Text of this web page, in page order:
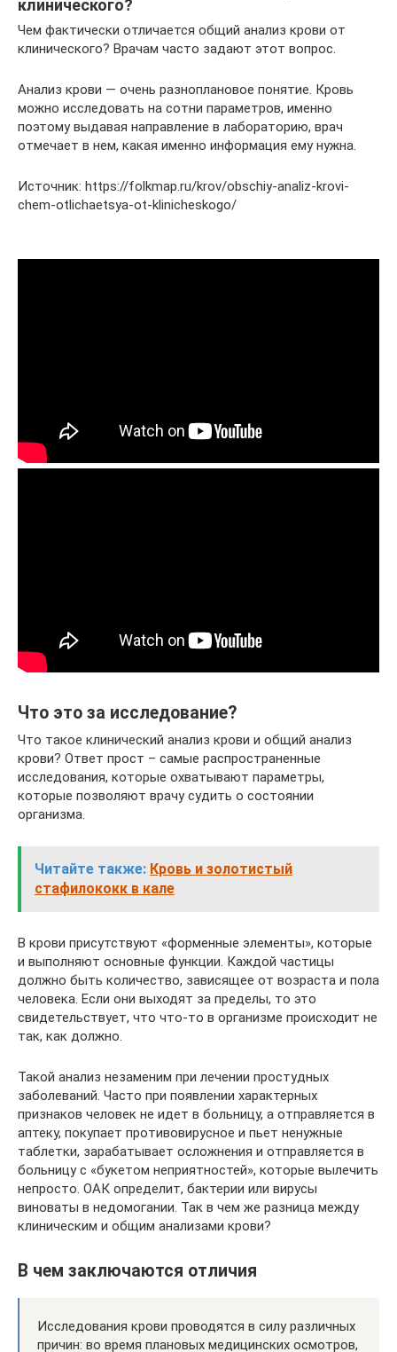
клинического?
Чем фактически отличается общий анализ крови от
клинического? Врачам часто задают этот вопрос.
Анализ крови — очень разноплановое понятие. Кровь
можно исследовать на сотни параметров, именно
поэтому выдавая направление в лабораторию, врач
отмечает в нем, какая именно информация ему нужна.
Источник: https://folkmap.ru/krov/obschiy-analiz-krovi-
chem-otlichaetsya-ot-klinicheskogo/
Что это за исследование?
Что такое клинический анализ крови и общий анализ
крови? Ответ прост – самые распространенные
исследования, которые охватывают параметры,
которые позволяют врачу судить о состоянии
организма.
Читайте также: Кровь и золотистый
стафилококк в кале
В крови присутствуют «форменные элементы», которые
и выполняют основные функции. Каждой частицы
должно быть количество, зависящее от возраста и пола
человека. Если они выходят за пределы, то это
свидетельствует, что что-то в организме происходит не
так, как должно.
Такой анализ незаменим при лечении простудных
заболеваний. Часто при появлении характерных
признаков человек не идет в больницу, а отправляется в
аптеку, покупает противовирусное и пьет ненужные
таблетки, зарабатывает осложнения и отправляется в
больницу с «букетом неприятностей», которые вылечить
непросто. ОАК определит, бактерии или вирусы
виноваты в недомогании. Так в чем же разница между
клиническим и общим анализами крови?
В чем заключаются отличия
Исследования крови проводятся в силу различных
причин: во время плановых медицинских осмотров,